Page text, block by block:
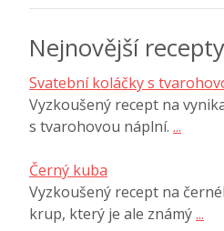
Nejnovější recepty
Svatební koláčky s
Vyzkoušený recept na
s tvarohovou náplní. ...
Černý kuba
Vyzkoušený recept na
krup, který je ale známý...